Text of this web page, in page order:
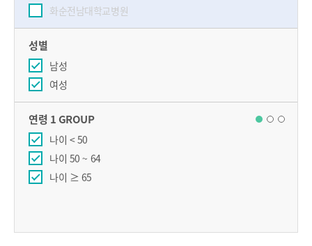
화순전남대학교병원
성별
남성
여성
연령 1 GROUP
나이 < 50
나이 50 ~ 64
나이 ≥ 65